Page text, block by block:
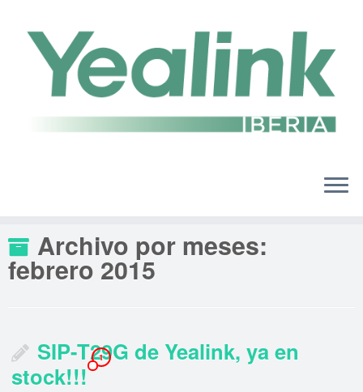
contenido
Archivo por meses:
febrero 2015
SIP-T29G de Yealink, ya en
stock!!!
1